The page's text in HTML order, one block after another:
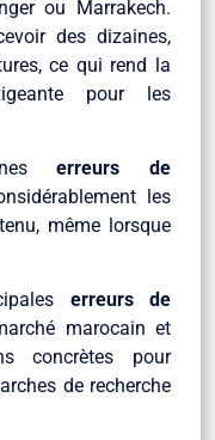
ou Marrakech.
des dizaines,
ce qui rend la
pour les
erreurs de
les
même lorsque
erreurs de
marocain et
concrètes pour
de recherche